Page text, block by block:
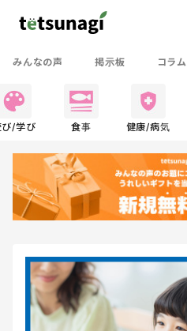
みんなの声 掲示板 コラム
び/学び 食事 健康/病気